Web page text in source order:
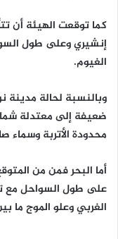
كما توقعت الهيئة أن
إنشيري وعلى طول
الغيوم.
وبالنسبة لحالة
ضعيفة إلى معتدلة
محدودة الأتربة وسماء
أما البحر فمن من
على طول السواحل مع
الغربي وعلو الموج ما بين 1.25 إلى